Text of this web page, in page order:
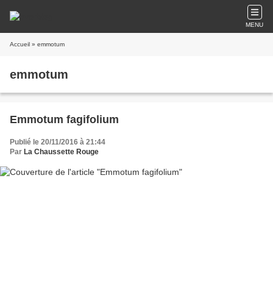
MENU
Accueil » emmotum
emmotum
Emmotum fagifolium
Publié le 20/11/2016 à 21:44
Par La Chaussette Rouge